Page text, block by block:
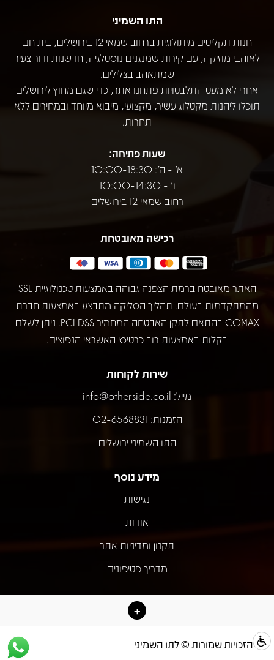
התו השמיני
חנות תקליטים מיתולוגית ברחוב שמאי 12 בירושלים, בית חם
לאוהבי מוזיקה, עם קירות שמנגנים נוסטלגיה, חדשנות ודור צעיר
שמתאהב בצלילים.
אחרי לא מעט התלבטויות פתחנו אתר, כדי שגם מחוץ לירושלים
תוכלו ליהנות מקטלוג עשיר, מקצועי, מיבוא מיוחד ובמחירים ללא
תחרות.
שעות פתיחה:
א' - ה': 10:00-18:30
ו' - 10:00-14:30
רחוב שמאי 12 בירושלים
רכישה מאובטחת
האתר מאובטח ברמת הצפנה גבוהה באמצעות טכנולוגיית SSL
מהמתקדמות בעולם. תהליך הסליקה מתבצע באמצעות חברת
COMAX בהתאם לתקן האבטחה המחמיר PCI DSS. ניתן לשלם
בקלות באמצעות רוב כרטיסי האשראי הנפוצים.
שירות לקוחות
מייל: info@otherside.co.il
הזמנות: 02-6568831
התו השמיני ירושלים
מידע נוסף
נגישות
אודות
תקנון ומדיניות אתר
מדריך פטיפונים
כל הזכויות שמורות © לתו השמיני